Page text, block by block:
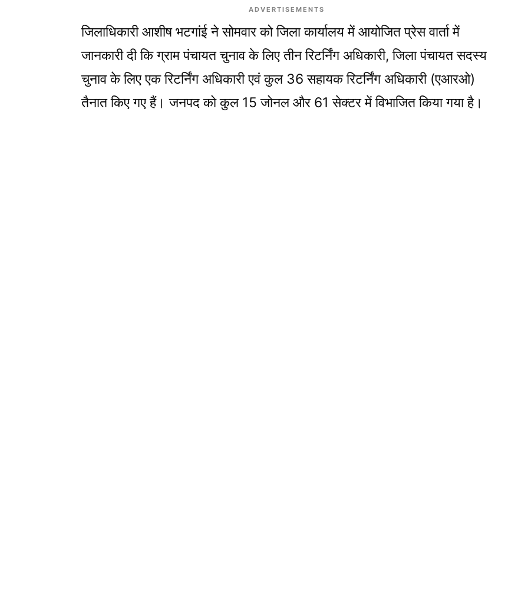
ADVERTISEMENTS
जिलाधिकारी आशीष भटगांई ने सोमवार को जिला कार्यालय में आयोजित प्रेस वार्ता में
जानकारी दी कि ग्राम पंचायत चुनाव के लिए तीन रिटर्निंग अधिकारी, जिला पंचायत सदस्य
चुनाव के लिए एक रिटर्निंग अधिकारी एवं कुल 36 सहायक रिटर्निंग अधिकारी (एआरओ)
तैनात किए गए हैं। जनपद को कुल 15 जोनल और 61 सेक्टर में विभाजित किया गया है।